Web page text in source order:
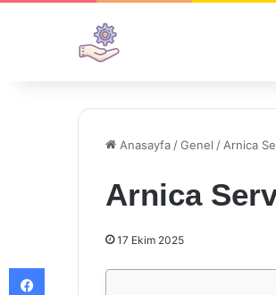
Anasayfa /Genel / Arnica
Arnica
17 Ekim 2025
Facebook